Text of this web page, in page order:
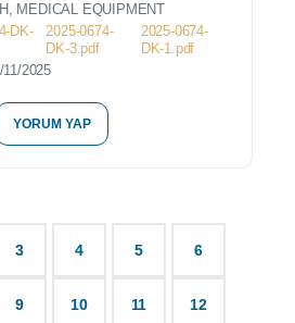
MEDICAL EQUIPMENT
DK-
2025-0674-
DK-3.pdf
2025-0674-
DK-1.pdf
11/2025
YORUM YAP
3 4 5 6
9 10 11 12